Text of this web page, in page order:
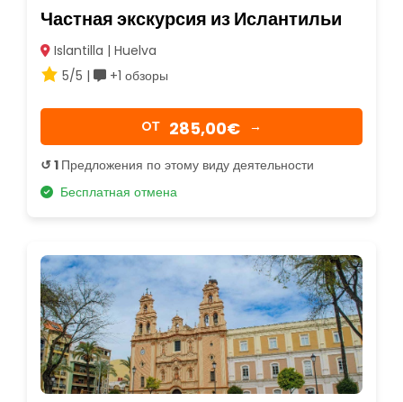
Частная экскурсия из Ислантильи
Islantilla | Huelva
5/5 |
+1 обзоры
OТ 285,00€ →
↺ 1 Предложения по этому виду деятельности
Бесплатная отмена